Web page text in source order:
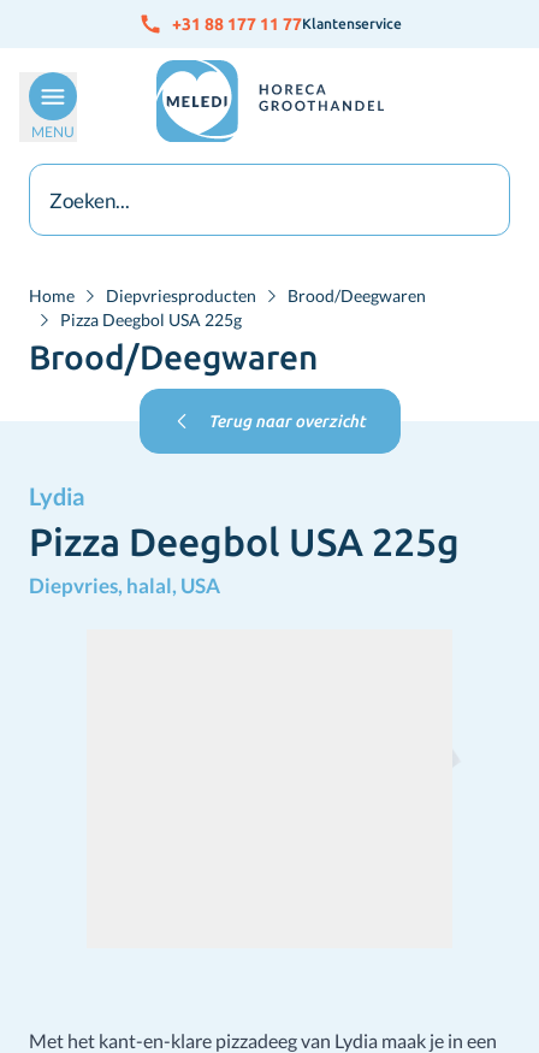
Ga naar de inhoud +31 88 177 11 77Klantenservice
MENU
Home Diepvriesproducten
Brood/Deegwaren
Pizza Deegbol USA 225g
Brood/Deegwaren
Terug naar overzicht
Lydia
Pizza Deegbol USA 225g
Diepvries, halal, USA
Met het kant-en-klare pizzadeeg van Lydia maak je in een